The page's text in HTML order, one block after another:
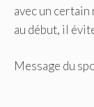
avec un
au début, il
Message du